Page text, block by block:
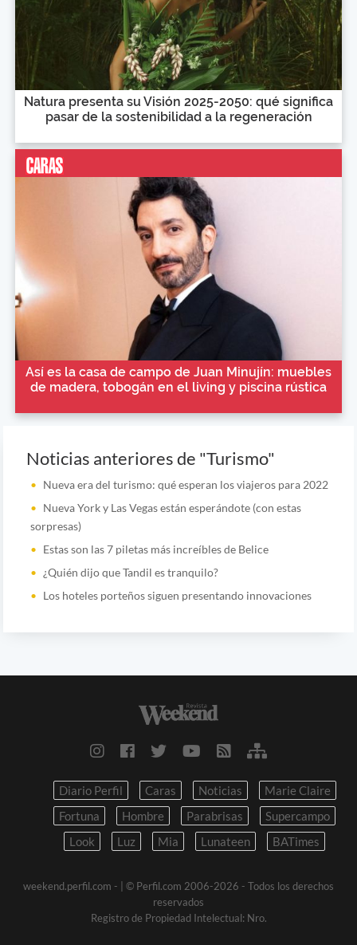
Natura presenta su Visión 2025-2050: qué significa
pasar de la sostenibilidad a la regeneración
Así es la casa de campo de Juan Minujín: muebles
de madera, tobogán en el living y piscina rústica
Noticias anteriores de "Turismo"
Nueva era del turismo: qué esperan los viajeros para 2022
Nueva York y Las Vegas están esperándote (con estas
sorpresas)
Estas son las 7 piletas más increíbles de Belice
¿Quién dijo que Tandil es tranquilo?
Los hoteles porteños siguen presentando innovaciones
Diario Perfil Caras Noticias
Marie Claire
Fortuna
Hombre Parabrisas
Supercampo
Look
Luz Mia Lunateen BATimes
weekend.perfil.com -
| © Perfil.com 2006-2026 - Todos los derechos
reservados
Registro de Propiedad Intelectual: Nro.